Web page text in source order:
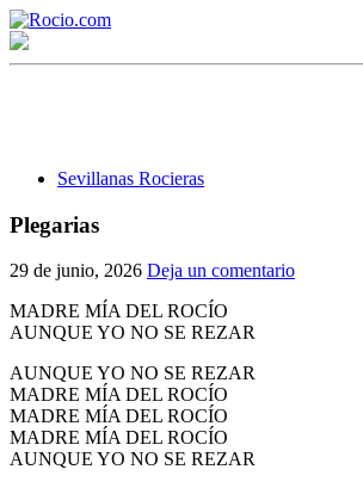
Sevillanas Rocieras
Plegarias
29 de junio, 2026 Deja un comentario
MADRE MÍA DEL ROCÍO
AUNQUE YO NO SE REZAR
AUNQUE YO NO SE REZAR
MADRE MÍA DEL ROCÍO
MADRE MÍA DEL ROCÍO
MADRE MÍA DEL ROCÍO
AUNQUE YO NO SE REZAR
¡Bienvenido! Soy el asistente virtual
¿En qué puedo ayudarte?
Historia de la Virgen del Rocío
¿Cuándo es la romería del Rocío?
¿Cuántas hermandades participan en la